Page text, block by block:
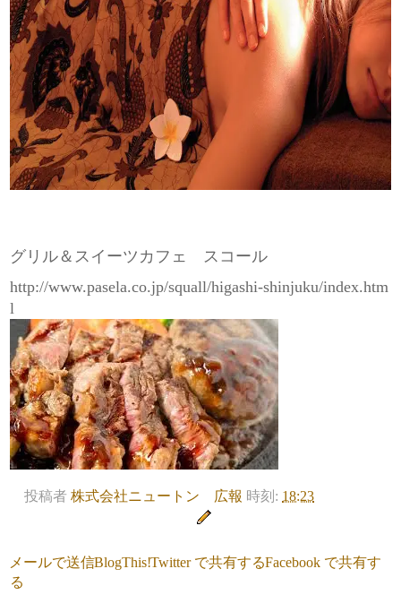
グリル＆スイーツカフェ スコール
http://www.pasela.co.jp/squall/higashi-shinjuku/index.htm
l
投稿者株式会社ニュートン 広報 時刻: 18:23
メールで送信BlogThis!Twitter で共有するFacebook で共有す
る